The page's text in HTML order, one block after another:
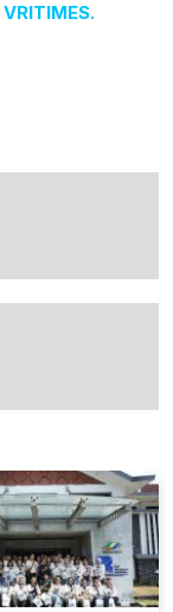
VRITIMES.